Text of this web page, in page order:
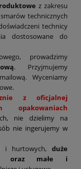
z zakresu
technicznych
technicy
dostosowane do
prowadzimy
. Przyjmujemy
Wyceniamy
z oficjalnej
opakowaniach
nie dzielimy na
nie ingerujemy w
i hurtowych, duże
oraz małe i